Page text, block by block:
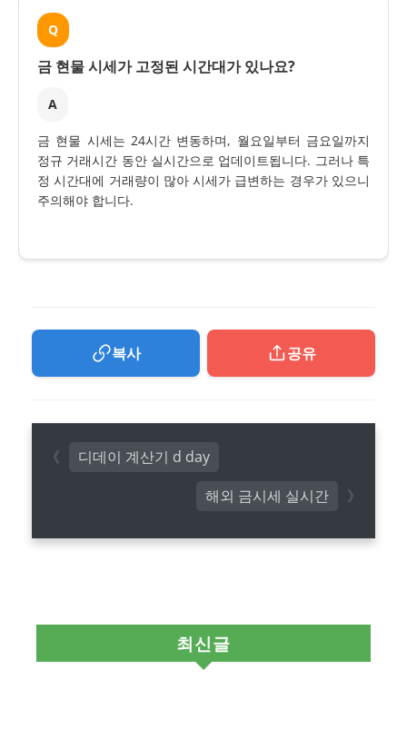
Q
금 현물 시세가 고정된 시간대가 있나요?
A
금 현물 시세는 24시간 변동하며, 월요일부터 금요일까지
정규 거래시간 동안 실시간으로 업데이트됩니다. 그러나 특
정 시간대에 거래량이 많아 시세가 급변하는 경우가 있으니
주의해야 합니다.
복사 공유
해외 금시세 실시간
디데이 계산기 d day
최신글